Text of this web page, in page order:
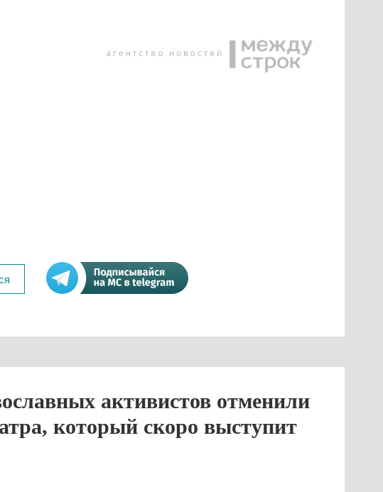
активистов отменили
который скоро выступит